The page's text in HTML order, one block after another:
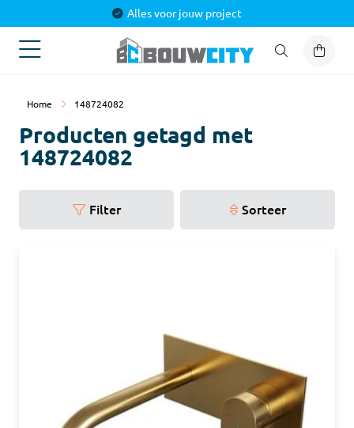
Alles voor jouw project
Home 148724082
Producten getagd met
148724082
Filter Sorteer